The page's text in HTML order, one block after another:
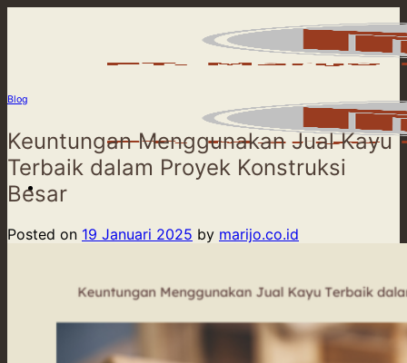
Blog
Keuntungan Menggunakan Jual Kayu
Terbaik dalam Proyek Konstruksi
Besar
Posted on 19 Januari 2025 by marijo.co.id